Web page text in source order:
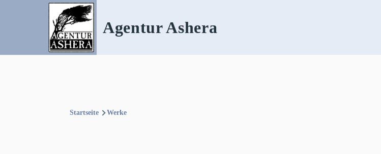
Direkt zum Inhalt
Agentur Ashera
Startseite Werke